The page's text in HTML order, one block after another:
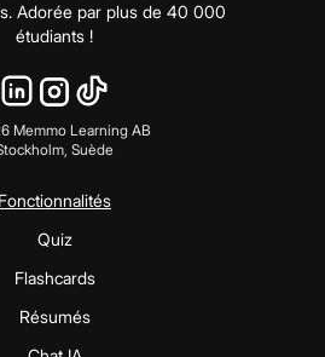
Adorée par plus de 40 000
étudiants !
Memmo Learning AB
Suède
Fonctionnalités
Quiz
Flashcards
Résumés